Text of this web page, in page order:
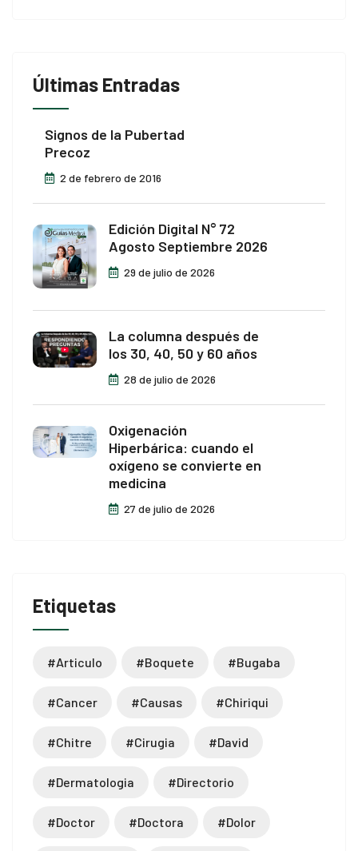
Últimas Entradas
Signos de la Pubertad
Precoz
2 de febrero de 2016
Edición Digital N° 72
Agosto Septiembre 2026
29 de julio de 2026
La columna después de
los 30, 40, 50 y 60 años
28 de julio de 2026
Oxigenación
Hiperbárica: cuando el
oxígeno se convierte en
medicina
27 de julio de 2026
Etiquetas
#articulo #boquete #bugaba
#cancer #causas #chiriqui
#chitre #cirugia #david
#dermatologia #directorio
#doctor #doctora #dolor